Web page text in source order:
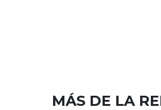
MÁS DE LA